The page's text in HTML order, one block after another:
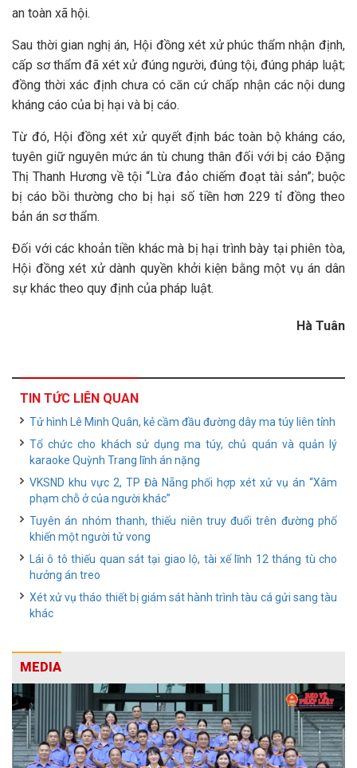
an toàn xã hội.
Sau thời gian nghị án, Hội đồng xét xử phúc thẩm nhận định,
cấp sơ thẩm đã xét xử đúng người, đúng tội, đúng pháp luật;
đồng thời xác định chưa có căn cứ chấp nhận các nội dung
kháng cáo của bị hại và bị cáo.
Từ đó, Hội đồng xét xử quyết định bác toàn bộ kháng cáo,
tuyên giữ nguyên mức án tù chung thân đối với bị cáo Đặng
Thị Thanh Hương về tội “Lừa đảo chiếm đoạt tài sản”; buộc
bị cáo bồi thường cho bị hại số tiền hơn 229 tỉ đồng theo
bản án sơ thẩm.
Đối với các khoản tiền khác mà bị hại trình bày tại phiên tòa,
Hội đồng xét xử dành quyền khởi kiện bằng một vụ án dân
sự khác theo quy định của pháp luật.
Hà Tuân
TIN TỨC LIÊN QUAN
Tử hình Lê Minh Quân, kẻ cầm đầu đường dây ma túy liên tỉnh
Tổ chức cho khách sử dụng ma túy, chủ quán và quản lý
karaoke Quỳnh Trang lĩnh án nặng
VKSND khu vực 2, TP Đà Nẵng phối hợp xét xử vụ án “Xâm
phạm chỗ ở của người khác”
Tuyên án nhóm thanh, thiếu niên truy đuổi trên đường phố
khiến một người tử vong
Lái ô tô thiếu quan sát tại giao lộ, tài xế lĩnh 12 tháng tù cho
hưởng án treo
Xét xử vụ tháo thiết bị giám sát hành trình tàu cá gửi sang tàu
khác
MEDIA